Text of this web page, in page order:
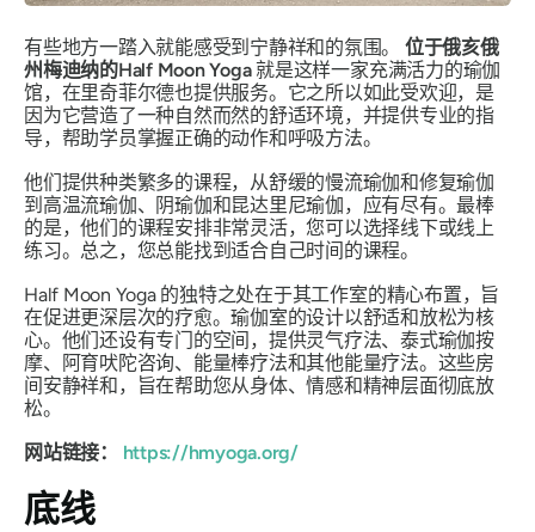
有些地方一踏入就能感受到宁静祥和的氛围。 位于俄亥俄
州梅迪纳的Half Moon Yoga就是这样一家充满活力的瑜伽
馆，在里奇菲尔德也提供服务。它之所以如此受欢迎，是
因为它营造了一种自然而然的舒适环境，并提供专业的指
导，帮助学员掌握正确的动作和呼吸方法。
他们提供种类繁多的课程，从舒缓的慢流瑜伽和修复瑜伽
到高温流瑜伽、阴瑜伽和昆达里尼瑜伽，应有尽有。最棒
的是，他们的课程安排非常灵活，您可以选择线下或线上
练习。总之，您总能找到适合自己时间的课程。
Half Moon Yoga 的独特之处在于其工作室的精心布置，旨
在促进更深层次的疗愈。瑜伽室的设计以舒适和放松为核
心。他们还设有专门的空间，提供灵气疗法、泰式瑜伽按
摩、阿育吠陀咨询、能量棒疗法和其他能量疗法。这些房
间安静祥和，旨在帮助您从身体、情感和精神层面彻底放
松。
网站链接：
https://hmyoga.org/
底线